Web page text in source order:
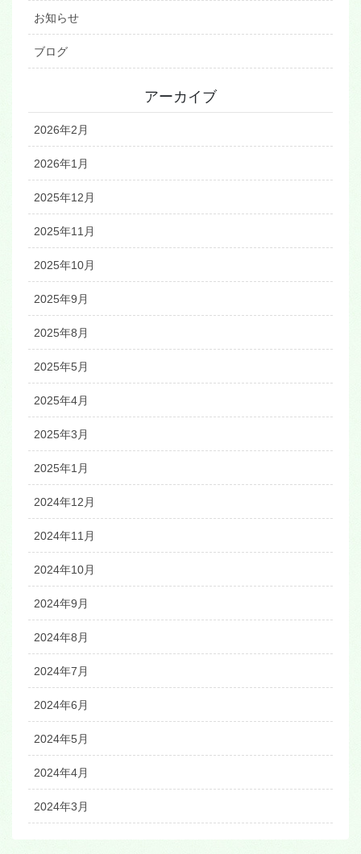
お知らせ
ブログ
アーカイブ
2026年2月
2026年1月
2025年12月
2025年11月
2025年10月
2025年9月
2025年8月
2025年5月
2025年4月
2025年3月
2025年1月
2024年12月
2024年11月
2024年10月
2024年9月
2024年8月
2024年7月
2024年6月
2024年5月
2024年4月
2024年3月